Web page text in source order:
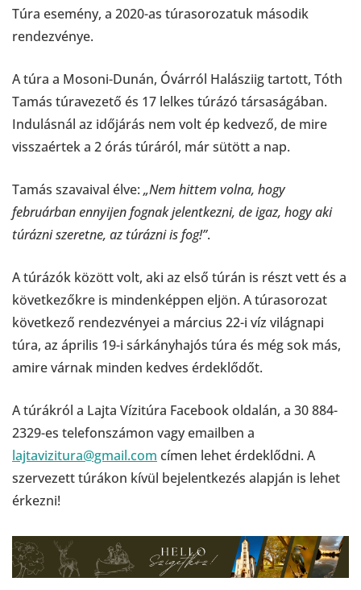
Túra esemény, a 2020-as túrasorozatuk második
rendezvénye.
A túra a Mosoni-Dunán, Óvárról Halásziig tartott, Tóth
Tamás túravezető és 17 lelkes túrázó társaságában.
Indulásnál az időjárás nem volt ép kedvező, de mire
visszaértek a 2 órás túráról, már sütött a nap.
Tamás szavaival élve: „Nem hittem volna, hogy
februárban ennyijen fognak jelentkezni, de igaz, hogy aki
túrázni szeretne, az túrázni is fog!”.
A túrázók között volt, aki az első túrán is részt vett és a
következőkre is mindenképpen eljön. A túrasorozat
következő rendezvényei a március 22-i víz világnapi
túra, az április 19-i sárkányhajós túra és még sok más,
amire várnak minden kedves érdeklődőt.
A túrákról a Lajta Vízitúra Facebook oldalán, a 30 884-
2329-es telefonszámon vagy emailben a
lajtavizitura@gmail.com címen lehet érdeklődni. A
szervezett túrákon kívül bejelentkezés alapján is lehet
érkezni!